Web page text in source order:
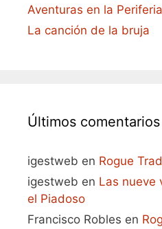
Aventuras en la
La canción de la bruja
Últimos comentarios
igestweb en Rogue
igestweb en Las nueve
el Piadoso
Francisco Robles en